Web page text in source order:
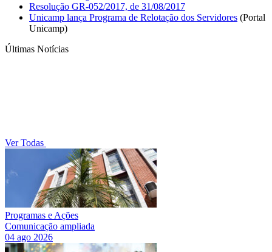
Resolução GR-052/2017, de 31/08/2017
Unicamp lança Programa de Relotação dos Servidores (Portal
Unicamp)
Últimas Notícias
Ver Todas
Programas e Ações
Comunicação ampliada
04 ago 2026